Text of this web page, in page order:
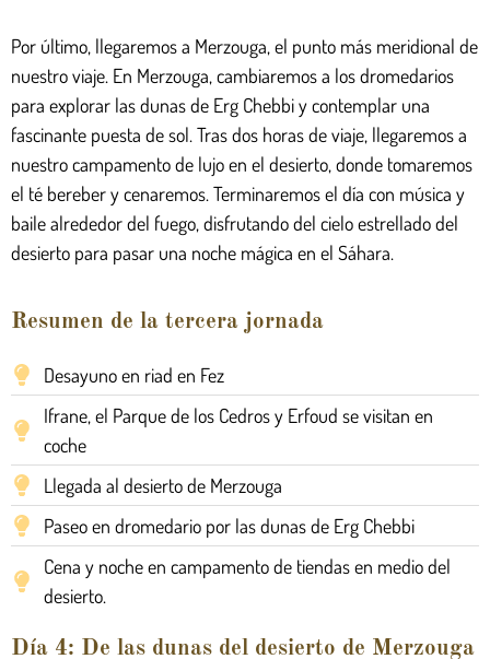
Por último, llegaremos a Merzouga, el punto más meridional de
nuestro viaje. En Merzouga, cambiaremos a los dromedarios
para explorar las dunas de Erg Chebbi y contemplar una
fascinante puesta de sol. Tras dos horas de viaje, llegaremos a
nuestro campamento de lujo en el desierto, donde tomaremos
el té bereber y cenaremos. Terminaremos el día con música y
baile alrededor del fuego, disfrutando del cielo estrellado del
desierto para pasar una noche mágica en el Sáhara.
Resumen de la tercera jornada
Desayuno en riad en Fez
Ifrane, el Parque de los Cedros y Erfoud se visitan en
coche
Llegada al desierto de Merzouga
Paseo en dromedario por las dunas de Erg Chebbi
Cena y noche en campamento de tiendas en medio del
desierto.
Día 4: De las dunas del desierto de Merzouga